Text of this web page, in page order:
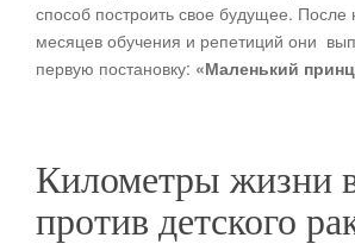
способ построить свое будущее. После
месяцев обучения и репетиций они
первую постановку: «Маленький
Километры жизни
против детского